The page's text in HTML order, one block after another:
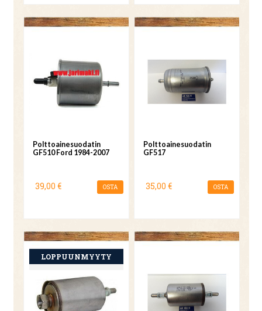
Polttoainesuodatin
GF510 Ford 1984-2007
39,00 € OSTA
Polttoainesuodatin
GF517
35,00 € OSTA